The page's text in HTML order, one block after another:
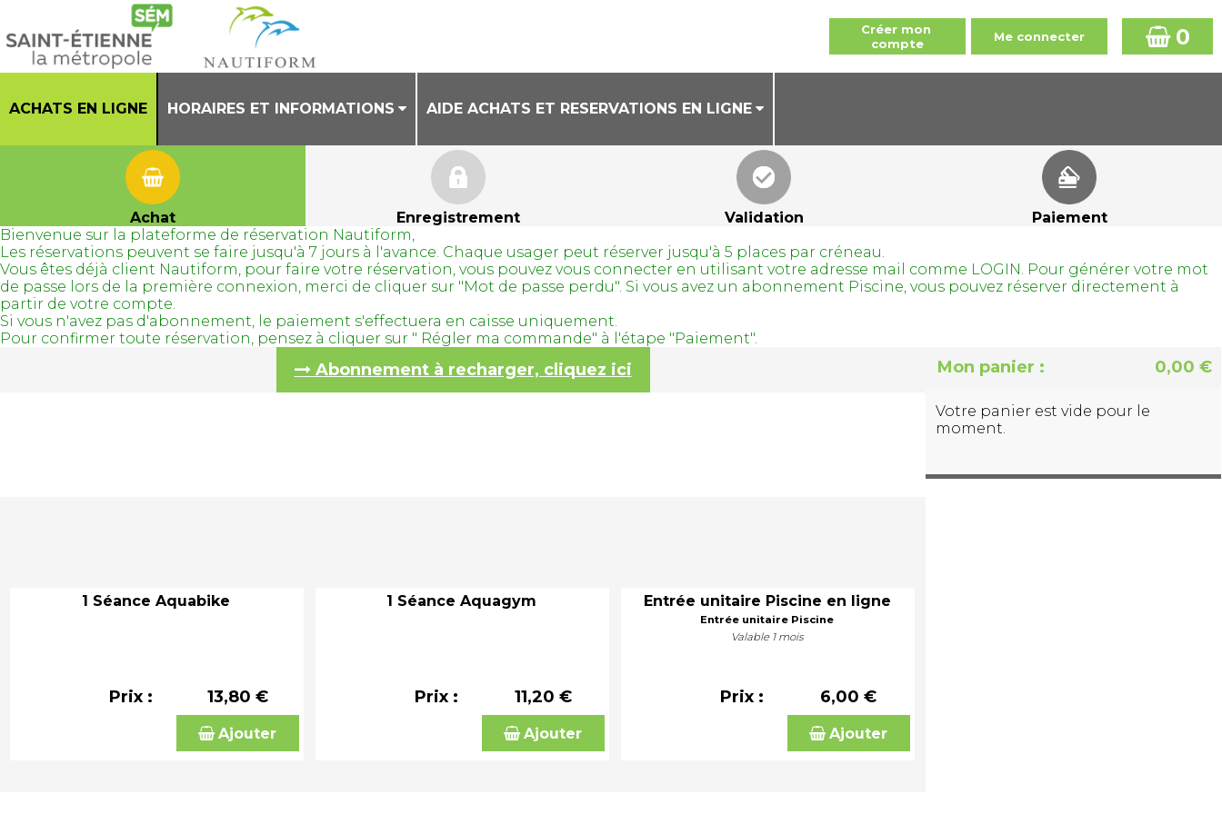
0
ACHATS EN LIGNE HORAIRES ET INFORMATIONS
PRESENTATION
HORAIRES CENTRE AQUATIQUE
REGLEMENT INTERIEUR
TENUES AUTORISEES
AIDE ACHATS ET RESERVATIONS EN LIGNE
CONDITIONS GENERALES DE VENTE
AIDE ACHAT DE BILLETS EN LIGNE
Achat Enregistrement Validation
Paiement
Bienvenue sur la plateforme de réservation Nautiform,
Les réservations peuvent se faire jusqu'à 7 jours à l'avance. Chaque usager peut réserver jusqu'à 5 places par créneau.
Vous êtes déjà client Nautiform, pour faire votre réservation, vous pouvez vous connecter en utilisant votre adresse mail comme LOGIN. Pour générer votre mot
de passe lors de la première connexion, merci de cliquer sur "Mot de passe perdu". Si vous avez un abonnement Piscine, vous pouvez réserver directement à
partir de votre compte.
Si vous n'avez pas d'abonnement, le paiement s'effectuera en caisse uniquement.
Pour confirmer toute réservation, pensez à cliquer sur " Régler ma commande" à l'étape "Paiement".
Abonnement à recharger, cliquez ici
1 Séance Aquabike
Prix : 13,80 €
Ajouter
1 Séance Aquagym
Prix : 11,20 €
Ajouter
Entrée unitaire Piscine en ligne
Entrée unitaire Piscine
Valable 1 mois
Prix : 6,00 €
Ajouter
Mon panier : 0,00 €
Votre panier est vide pour le
moment.